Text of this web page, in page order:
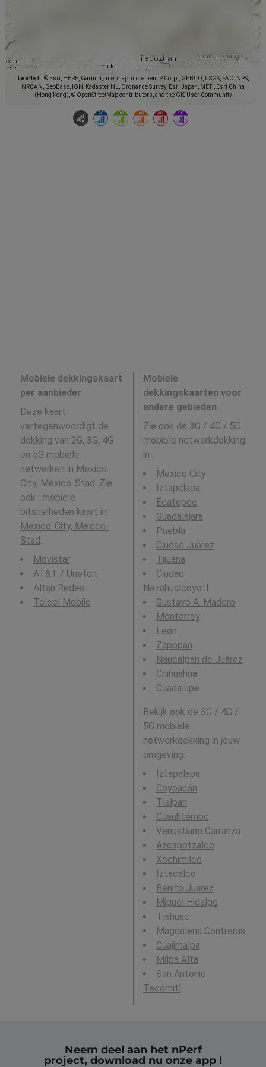
Leaflet
© Esri, HERE, Garmin, Intermap, increment P Corp., GEBCO, USGS, FAO, NPS,
NRCAN, GeoBase, IGN, Kadaster NL, Ordnance Survey, Esri Japan, METI, Esri China
(Hong Kong), © OpenStreetMap contributors, and the GIS User Community
Mobiele dekkingskaart
per aanbieder
Deze kaart
vertegenwoordigt de
dekking van 2G, 3G, 4G
en 5G mobiele
netwerken in Mexico-
City, Mexico-Stad. Zie
ook : mobiele
bitsnelheden kaart in
Mexico-City, Mexico-
Stad.
Movistar
AT&T / Unefon
Altan Redes
Telcel Mobile
Mobiele
dekkingskaarten voor
andere gebieden
Zie ook de 3G / 4G / 5G
mobiele netwerkdekking
in :
Mexico City
Iztapalapa
Ecatepec
Guadalajara
Puebla
Ciudad Juárez
Tijuana
Ciudad
Nezahualcoyotl
Gustavo A. Madero
Monterrey
León
Zapopan
Naucalpan de Juárez
Chihuahua
Guadalupe
Bekijk ook de 3G / 4G /
5G mobiele
netwerkdekking in jouw
omgeving:
Iztapalapa
Coyoacán
Tlalpan
Cuauhtémoc
Venustiano Carranza
Azcapotzalco
Xochimilco
Iztacalco
Benito Juarez
Miguel Hidalgo
Tlahuac
Magdalena Contreras
Cuajimalpa
Milpa Alta
San Antonio
Tecómitl
Neem deel aan het nPerf
project, download nu onze app !